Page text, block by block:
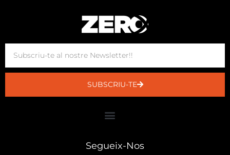
SUBSCRIU-TE
Segueix-Nos